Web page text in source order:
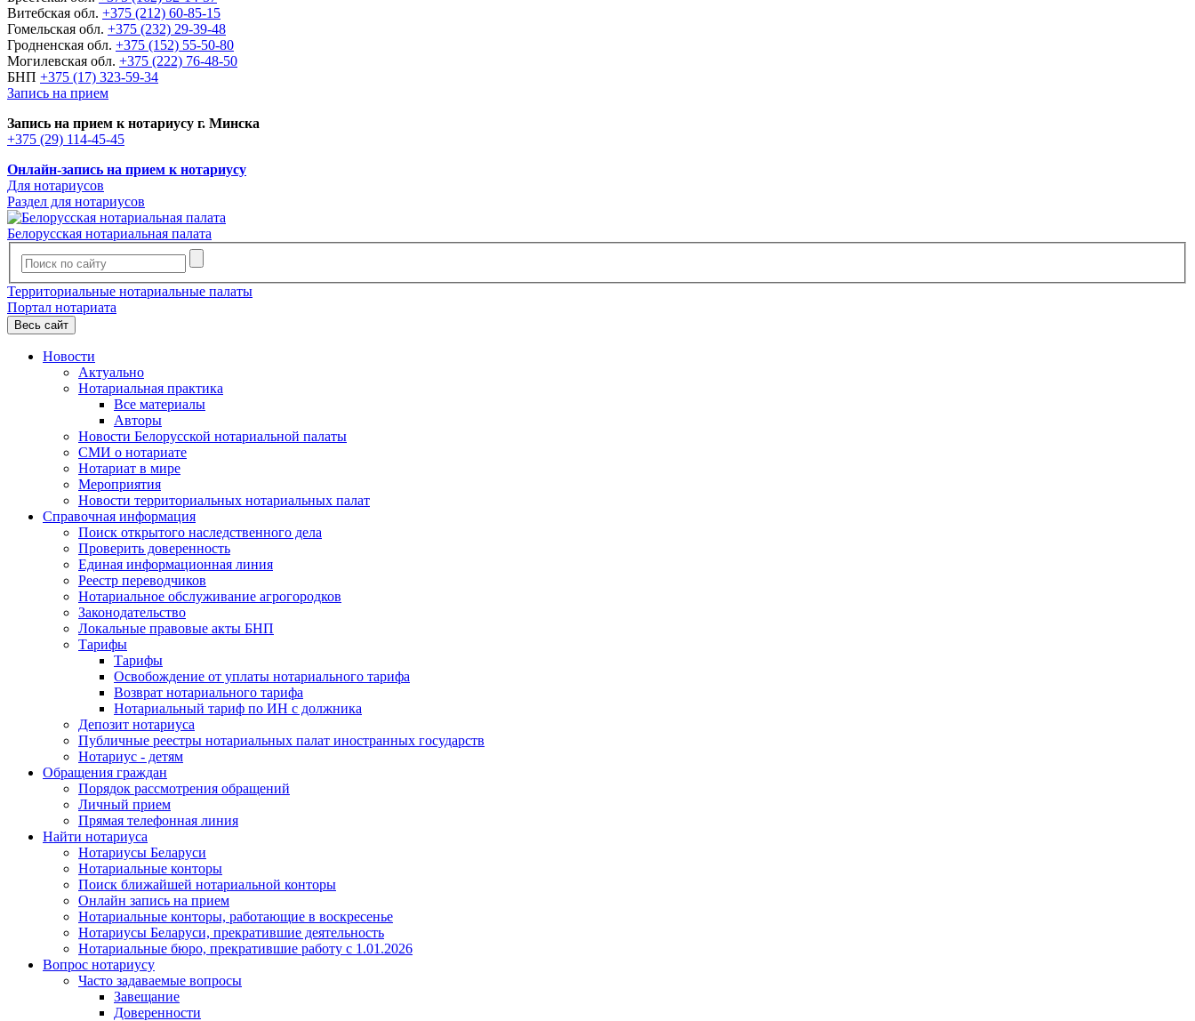
Витебская обл. +375 (212) 60-85-15
Гомельская обл. +375 (232) 29-39-48
Гродненская обл. +375 (152) 55-50-80
Могилевская обл. +375 (222) 76-48-50
БНП +375 (17) 323-59-34
Запись на прием
Запись на прием к нотариусу г. Минска
+375 (29) 114-45-45
Онлайн-запись на прием к нотариусу
Для нотариусов
Раздел для нотариусов
Белорусская нотариальная палата
Территориальные нотариальные палаты
Портал нотариата
Весь сайт
Новости
Актуально
Нотариальная практика
Все материалы
Авторы
Новости Белорусской нотариальной палаты
СМИ о нотариате
Нотариат в мире
Мероприятия
Новости территориальных нотариальных палат
Справочная информация
Поиск открытого наследственного дела
Проверить доверенность
Единая информационная линия
Реестр переводчиков
Нотариальное обслуживание агрогородков
Законодательство
Локальные правовые акты БНП
Тарифы
Тарифы
Освобождение от уплаты нотариального тарифа
Возврат нотариального тарифа
Нотариальный тариф по ИН с должника
Депозит нотариуса
Публичные реестры нотариальных палат иностранных государств
Нотариус - детям
Обращения граждан
Порядок рассмотрения обращений
Личный прием
Прямая телефонная линия
Найти нотариуса
Нотариусы Беларуси
Нотариальные конторы
Поиск ближайшей нотариальной конторы
Онлайн запись на прием
Нотариальные конторы, работающие в воскресенье
Нотариусы Беларуси, прекратившие деятельность
Нотариальные бюро, прекратившие работу с 1.01.2026
Вопрос нотариусу
Часто задаваемые вопросы
Завещание
Доверенности